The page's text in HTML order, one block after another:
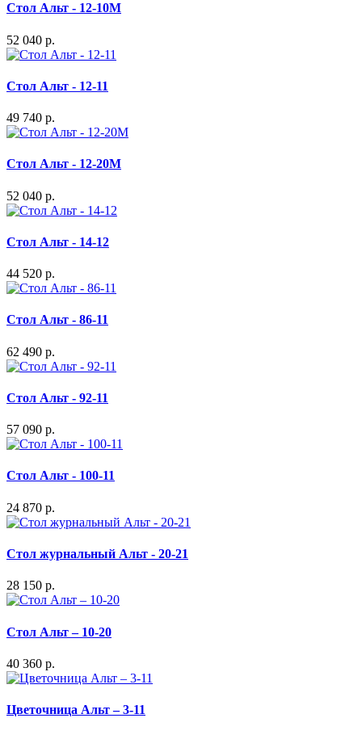
Стол Альт - 12-10М
52 040 р.
Стол Альт - 12-11
49 740 р.
Стол Альт - 12-20М
52 040 р.
Стол Альт - 14-12
44 520 р.
Стол Альт - 86-11
62 490 р.
Стол Альт - 92-11
57 090 р.
Стол Альт - 100-11
24 870 р.
Стол журнальный Альт - 20-21
28 150 р.
Стол Альт – 10-20
40 360 р.
Цветочница Альт – 3-11